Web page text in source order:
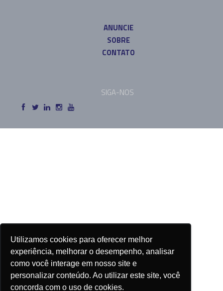
Utilizamos cookies para oferecer melhor
experiência, melhorar o desempenho, analisar
como você interage em nosso site e
personalizar conteúdo. Ao utilizar este site, você
concorda com o uso de cookies.
ANUNCIE
SOBRE
CONTATO
SIGA-NOS